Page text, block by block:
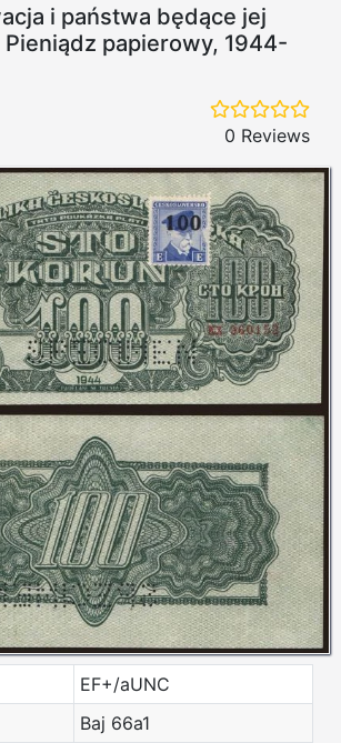
i państwa będące jej
papierowy, 1944-
0 Reviews
EF+/aUNC
Baj 66a1